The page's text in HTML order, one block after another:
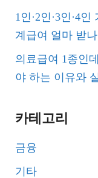
1인·2인·3인·4
계급여 얼마 받나
의료급여 1종인
야 하는 이유와
카테고리
금융
기타